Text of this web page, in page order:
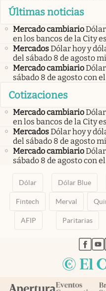
Últimas noticias
Mercado cambiario
en los bancos de la City
MercadosDólar hoy y
del sábado 8 de agosto
Mercado cambiario
sábado 8 de agosto con el
Cotizaciones
Mercado cambiario
en los bancos de la City
MercadosDólar hoy y
del sábado 8 de agosto
Mercado cambiario
sábado 8 de agosto con el
Dólar Dólar Blue
Fintech Merval
AFIP Paritarias